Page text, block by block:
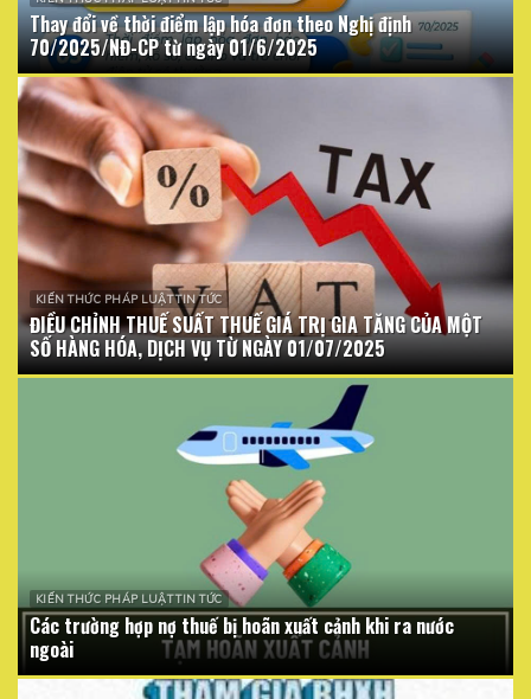
Thay đổi về thời điểm lập hóa đơn theo Nghị định
70/2025/NĐ-CP từ ngày 01/6/2025
KIẾN THỨC PHÁP LUẬT TIN TỨC
ĐIỀU CHỈNH THUẾ SUẤT THUẾ GIÁ TRỊ GIA TĂNG CỦA MỘT
SỐ HÀNG HÓA, DỊCH VỤ TỪ NGÀY 01/07/2025
KIẾN THỨC PHÁP LUẬT TIN TỨC
Các trường hợp nợ thuế bị hoãn xuất cảnh khi ra nước
ngoài